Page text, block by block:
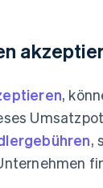
,
,